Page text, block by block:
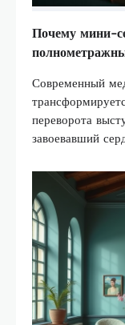
Почему мини-
Современный
переворота
завоевавший